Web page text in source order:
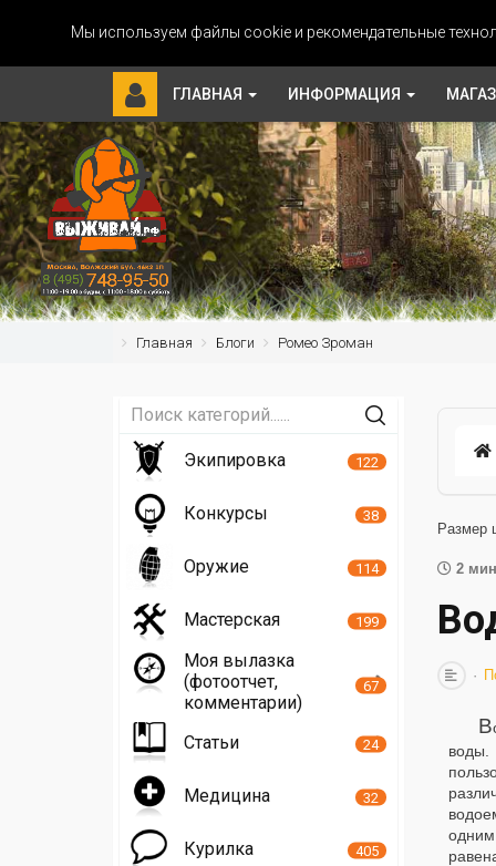
Мы используем файлы cookie и рекомендательные
ГЛАВНАЯ ИНФОРМАЦИЯ
Главная Блоги Ромео Зроман
Размер
2
В
воды.
Экипировка 122
Конкурсы 38
Оружие 114
Мастерская 199
Моя вылазка
(фотоотчет,
комментарии)
67
Статьи 24
Медицина 32
Курилка 405